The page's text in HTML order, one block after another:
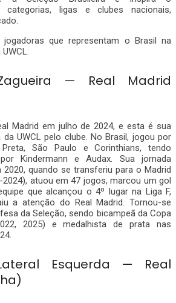
categorias, ligas e clubes nacionais,
que representam o Brasil na
— Real Madrid
Madrid em julho de 2024, e esta é sua
UWCL pelo clube. No Brasil, jogou por
São Paulo e Corinthians, tendo
Kindermann e Audax. Sua jornada
quando se transferiu para o Madrid
2024), atuou em 47 jogos, marcou um gol
que alcançou o 4º lugar na Liga F,
a atenção do Real Madrid. Tornou-se
da Seleção, sendo bicampeã da Copa
2025) e medalhista de prata nas
Esquerda — Real